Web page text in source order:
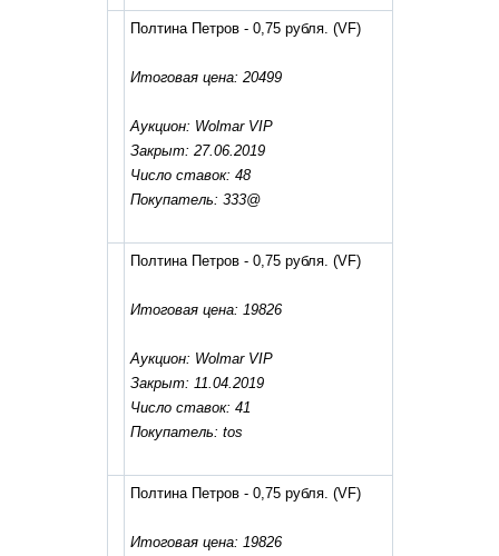
Полтина Петров - 0,75 рубля. (VF)
Итоговая цена: 20499
Аукцион: Wolmar VIP
Закрыт: 27.06.2019
Число ставок: 48
Покупатель: 333@
Полтина Петров - 0,75 рубля. (VF)
Итоговая цена: 19826
Аукцион: Wolmar VIP
Закрыт: 11.04.2019
Число ставок: 41
Покупатель: tos
Полтина Петров - 0,75 рубля. (VF)
Итоговая цена: 19826